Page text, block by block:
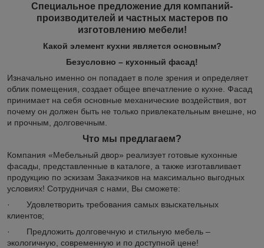
Специальное предложение для компаний-
производителей и частных мастеров по
изготовлению мебели!
Какой элемент кухни является основным?
Безусловно – кухонный фасад!
Изначально именно он попадает в поле зрения и определяет
облик помещения, создает общее впечатление о кухне. Фасад
принимает на себя основные механические воздействия, вот
почему он должен быть не только привлекательным внешне, но
и прочным, долговечным.
Что мы предлагаем?
Компания «Мебельный двор» реализует готовые кухонные
фасады, представленные в каталоге, а также изготавливает
продукцию по эскизам Заказчиков на максимально выгодных
условиях! Сотрудничая с нами, Вы сможете:
· Удовлетворить требования самых взыскательных
клиентов;
· Предложить долговечную и стильную мебель –
экологичную, современную и по доступной цене!